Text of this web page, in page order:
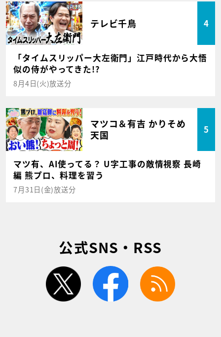
テレビ千鳥 4
「タイムスリッパー大左衛門」江戸時代から大悟
似の侍がやってきた!?
8月4日(火)放送分
マツコ＆有吉 かりそめ
天国
5
マツ有、AI使ってる？ U字工事の敵情視察 長崎
編 熊プロ、料理を習う
7月31日(金)放送分
公式SNS・RSS
twitter facebook